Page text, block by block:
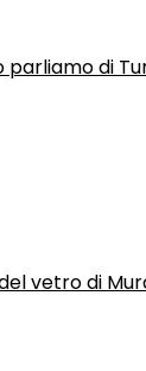
parliamo di
vetro di